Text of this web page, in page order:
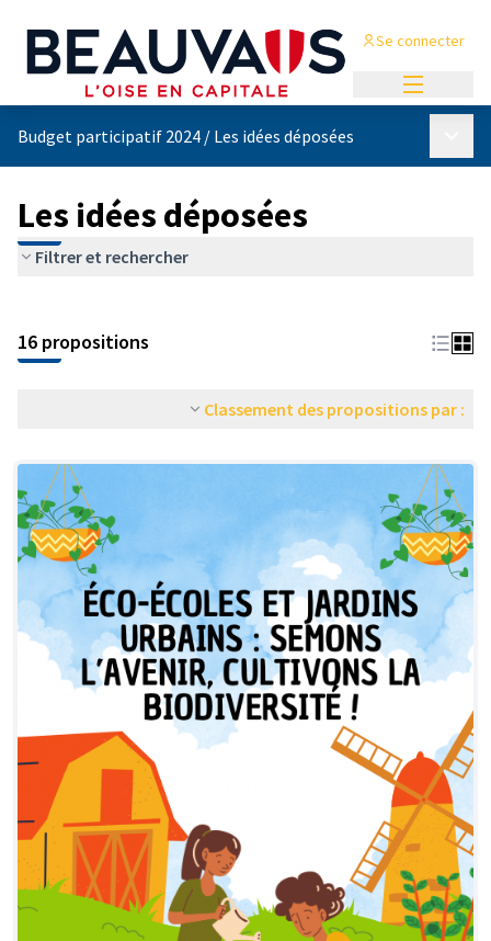
Menu
Se connecter
Budget participatif 2024 / Les idées déposées
Les idées déposées
Filtrer et rechercher
+
−
16 propositions
Classement des propositions par :